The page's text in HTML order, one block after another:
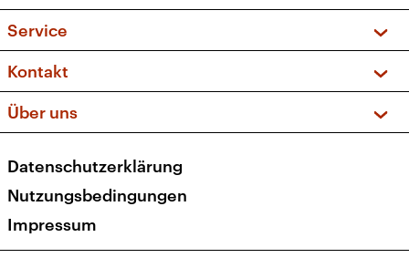
Sendungen und Podcasts
Musikliste
Kakadu – Das Kinderprogramm
Frequenzen (UKW + DAB+)
Service
FAQ
Apps
Newsletter
Veranstaltungen
Kontakt
Social Media
Über uns
Presse
Karriere
Transparenz
Datenschutzerklärung
Nutzungsbedingungen
Impressum